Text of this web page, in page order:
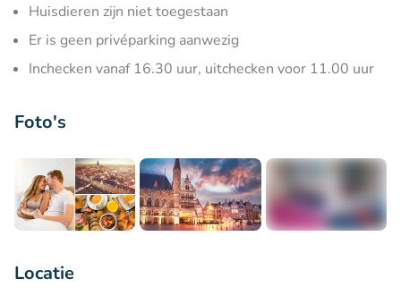
Huisdieren zijn niet toegestaan
Er is geen privéparking aanwezig
Inchecken vanaf 16.30 uur, uitchecken voor 11.00 uur
Foto's
Locatie